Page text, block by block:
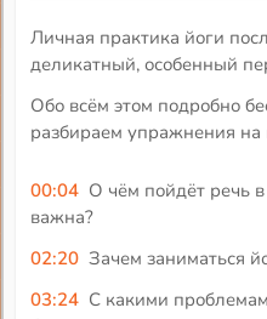
Личная практика йоги
деликатный, особенный
Обо всём этом подробно
разбираем упражнения на
00:04 О чём пойдёт речь
важна?
02:20 Зачем заниматься
03:24 С какими